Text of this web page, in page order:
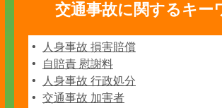
交通事故に関するキー
人身事故 損害賠償
自賠責 慰謝料
人身事故 行政処分
交通事故 加害者